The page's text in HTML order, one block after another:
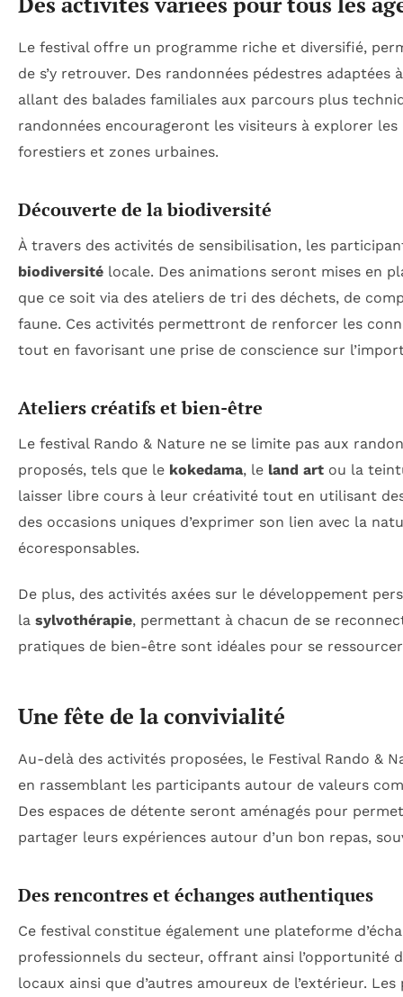
Le festival offre un programme riche et diversifié,
de s’y retrouver. Des randonnées pédestres
allant des balades familiales aux parcours plus
randonnées encourageront les visiteurs à explorer
forestiers et zones urbaines.
Découverte de la biodiversité
À travers des activités de sensibilisation, les
biodiversité locale. Des animations seront mises en
que ce soit via des ateliers de tri des déchets, de
faune. Ces activités permettront de renforcer les
tout en favorisant une prise de conscience sur
Ateliers créatifs et bien-être
Le festival Rando & Nature ne se limite pas aux
proposés, tels que le kokedama, le land art ou la
laisser libre cours à leur créativité tout en utilisant
des occasions uniques d’exprimer son lien avec la
écoresponsables.
De plus, des activités axées sur le développement
la sylvothérapie, permettant à chacun de se
pratiques de bien-être sont idéales pour se
Une fête de la convivialité
Au-delà des activités proposées, le Festival Rando &
en rassemblant les participants autour de valeurs
Des espaces de détente seront aménagés pour
partager leurs expériences autour d’un bon repas,
Des rencontres et échanges authentiques
Ce festival constitue également une plateforme
professionnels du secteur, offrant ainsi l’opportunité
locaux ainsi que d’autres amoureux de l’extérieur.